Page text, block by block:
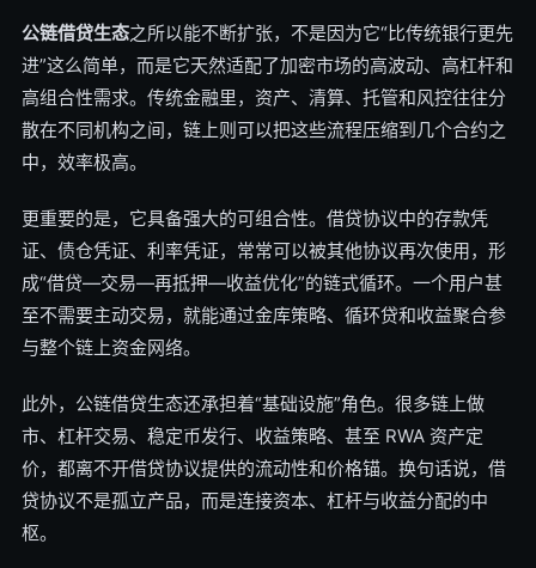
公链借贷生态之所以能不断扩张，不是因为它“比传统银行更先
进”这么简单，而是它天然适配了加密市场的高波动、高杠杆和
高组合性需求。传统金融里，资产、清算、托管和风控往往分
散在不同机构之间，链上则可以把这些流程压缩到几个合约之
中，效率极高。
更重要的是，它具备强大的可组合性。借贷协议中的存款凭
证、债仓凭证、利率凭证，常常可以被其他协议再次使用，形
成“借贷—交易—再抵押—收益优化”的链式循环。一个用户甚
至不需要主动交易，就能通过金库策略、循环贷和收益聚合参
与整个链上资金网络。
此外，公链借贷生态还承担着“基础设施”角色。很多链上做
市、杠杆交易、稳定币发行、收益策略、甚至 RWA 资产定
价，都离不开借贷协议提供的流动性和价格锚。换句话说，借
贷协议不是孤立产品，而是连接资本、杠杆与收益分配的中
枢。